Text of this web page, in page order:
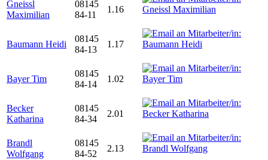
Gneissl
Maximilian
08145
84-11
1.16
Baumann Heidi
08145
84-13
1.17
Bayer Tim
08145
84-14
1.02
Becker
Katharina
08145
84-34
2.01
Brandl
Wolfgang
08145
84-52
2.13